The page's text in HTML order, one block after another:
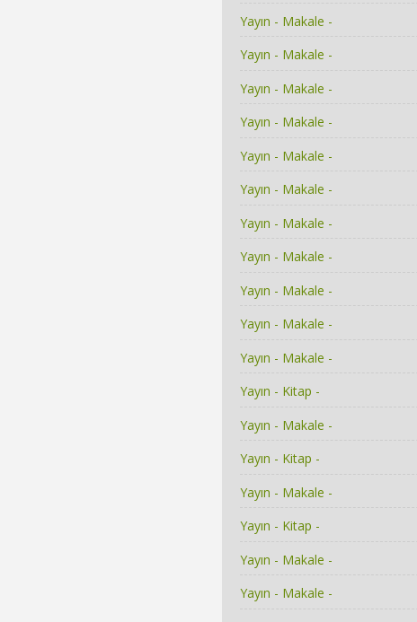
Yayın - Makale -
Yayın - Makale -
Yayın - Makale -
Yayın - Makale -
Yayın - Makale -
Yayın - Makale -
Yayın - Makale -
Yayın - Makale -
Yayın - Makale -
Yayın - Makale -
Yayın - Makale -
Yayın - Kitap -
Yayın - Makale -
Yayın - Kitap -
Yayın - Makale -
Yayın - Kitap -
Yayın - Makale -
Yayın - Makale -